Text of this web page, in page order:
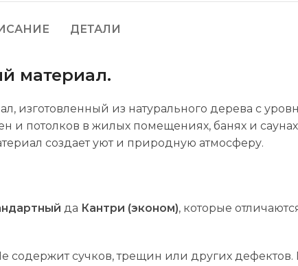
ДЕТАЛИ
материал.
изготовленный из натурального дерева с
и потолков в жилых помещениях, банях и
создает уют и природную атмосферу.
да Кантри (эконом), которые
содержит сучков, трещин или других